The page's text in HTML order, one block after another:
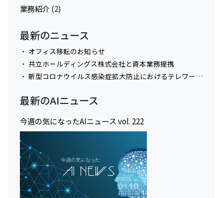
業務紹介 (2)
最新のニュース
オフィス移転のお知らせ
共立ホールディングス株式会社と資本業務提携
新型コロナウイルス感染症拡大防止におけるテレワーク実施に関してのお知らせ
最新のAIニュース
今週の気になったAIニュース vol. 222